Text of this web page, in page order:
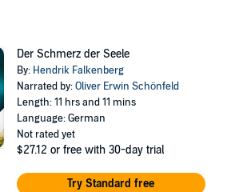
Der Schmerz der Seele
By: Hendrik Falkenberg
Narrated by:Oliver Erwin Schönfeld
Length: 11 hrs and 11 mins
Language: German
Not rated yet
$27.12 or free with 30-day trial
Try Standard free